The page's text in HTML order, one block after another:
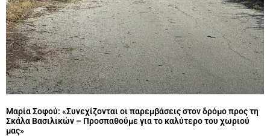
Μαρία Σοφού: «Συνεχίζονται οι παρεμβάσεις στον δρόμο προς τη
Σκάλα Βασιλικών – Προσπαθούμε για το καλύτερο του χωριού
μας»